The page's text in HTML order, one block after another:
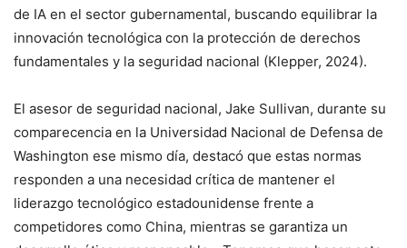
de IA en el sector gubernamental, buscando equilibrar la
innovación tecnológica con la protección de derechos
fundamentales y la seguridad nacional (Klepper, 2024).
El asesor de seguridad nacional, Jake Sullivan, durante su
comparecencia en la Universidad Nacional de Defensa de
Washington ese mismo día, destacó que estas normas
responden a una necesidad crítica de mantener el
liderazgo tecnológico estadounidense frente a
competidores como China, mientras se garantiza un